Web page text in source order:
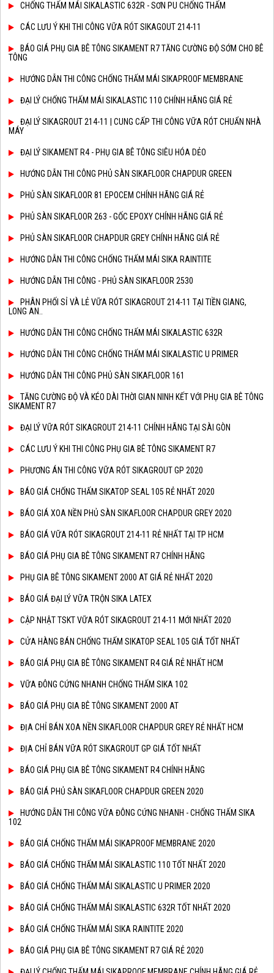
CHỐNG THẤM MÁI SIKALASTIC 632R - SƠN PU CHỐNG THẤM
CÁC LƯU Ý KHI THI CÔNG VỮA RÓT SIKAGOUT 214-11
BÁO GIÁ PHỤ GIA BÊ TÔNG SIKAMENT R7 TĂNG CƯỜNG ĐỘ SỚM CHO BÊ
TÔNG
HƯỚNG DẪN THI CÔNG CHỐNG THẤM MÁI SIKAPROOF MEMBRANE
ĐẠI LÝ CHỐNG THẤM MÁI SIKALASTIC 110 CHÍNH HÃNG GIÁ RẺ
ĐẠI LÝ SIKAGROUT 214-11 | CUNG CẤP THI CÔNG VỮA RÓT CHUẨN NHÀ
MÁY
ĐẠI LÝ SIKAMENT R4 - PHỤ GIA BÊ TÔNG SIÊU HÓA DẺO
HƯỚNG DẪN THI CÔNG PHỦ SÀN SIKAFLOOR CHAPDUR GREEN
PHỦ SÀN SIKAFLOOR 81 EPOCEM CHÍNH HÃNG GIÁ RẺ
PHỦ SÀN SIKAFLOOR 263 - GỐC EPOXY CHÍNH HÃNG GIÁ RẺ
PHỦ SÀN SIKAFLOOR CHAPDUR GREY CHÍNH HÃNG GIÁ RẺ
HƯỚNG DẪN THI CÔNG CHỐNG THẤM MÁI SIKA RAINTITE
HƯỚNG DẪN THI CÔNG - PHỦ SÀN SIKAFLOOR 2530
PHÂN PHỐI SỈ VÀ LẺ VỮA RÓT SIKAGROUT 214-11 TẠI TIỀN GIANG,
LONG AN..
HƯỚNG DẪN THI CÔNG CHỐNG THẤM MÁI SIKALASTIC 632R
HƯỚNG DẪN THI CÔNG CHỐNG THẤM MÁI SIKALASTIC U PRIMER
HƯỚNG DẪN THI CÔNG PHỦ SÀN SIKAFLOOR 161
TĂNG CƯỜNG ĐỘ VÀ KÉO DÀI THỜI GIAN NINH KẾT VỚI PHỤ GIA BÊ TÔNG
SIKAMENT R7
ĐẠI LÝ VỮA RÓT SIKAGROUT 214-11 CHÍNH HÃNG TẠI SÀI GÒN
CÁC LƯU Ý KHI THI CÔNG PHỤ GIA BÊ TÔNG SIKAMENT R7
PHƯƠNG ÁN THI CÔNG VỮA RÓT SIKAGROUT GP 2020
BÁO GIÁ CHỐNG THẤM SIKATOP SEAL 105 RẺ NHẤT 2020
BÁO GIÁ XOA NỀN PHỦ SÀN SIKAFLOOR CHAPDUR GREY 2020
BÁO GIÁ VỮA RÓT SIKAGROUT 214-11 RẺ NHẤT TẠI TP HCM
BÁO GIÁ PHỤ GIA BÊ TÔNG SIKAMENT R7 CHÍNH HÃNG
PHỤ GIA BÊ TÔNG SIKAMENT 2000 AT GIÁ RẺ NHẤT 2020
BÁO GIÁ ĐẠI LÝ VỮA TRỘN SIKA LATEX
CẬP NHẬT TSKT VỮA RÓT SIKAGROUT 214-11 MỚI NHẤT 2020
CỬA HÀNG BÁN CHỐNG THẤM SIKATOP SEAL 105 GIÁ TỐT NHẤT
BÁO GIÁ PHỤ GIA BÊ TÔNG SIKAMENT R4 GIÁ RẺ NHẤT HCM
VỮA ĐÔNG CỨNG NHANH CHỐNG THẤM SIKA 102
BÁO GIÁ PHỤ GIA BÊ TÔNG SIKAMENT 2000 AT
ĐỊA CHỈ BÁN XOA NỀN SIKAFLOOR CHAPDUR GREY RẺ NHẤT HCM
ĐỊA CHỈ BÁN VỮA RÓT SIKAGROUT GP GIÁ TỐT NHẤT
BÁO GIÁ PHỤ GIA BÊ TÔNG SIKAMENT R4 CHÍNH HÃNG
BÁO GIÁ PHỦ SÀN SIKAFLOOR CHAPDUR GREEN 2020
HƯỚNG DẪN THI CÔNG VỮA ĐÔNG CỨNG NHANH - CHỐNG THẤM SIKA
102
BÁO GIÁ CHỐNG THẤM MÁI SIKAPROOF MEMBRANE 2020
BÁO GIÁ CHỐNG THẤM MÁI SIKALASTIC 110 TỐT NHẤT 2020
BÁO GIÁ CHỐNG THẤM MÁI SIKALASTIC U PRIMER 2020
BÁO GIÁ CHỐNG THẤM MÁI SIKALASTIC 632R TỐT NHẤT 2020
BÁO GIÁ CHỐNG THẤM MÁI SIKA RAINTITE 2020
BÁO GIÁ PHỤ GIA BÊ TÔNG SIKAMENT R7 GIÁ RẺ 2020